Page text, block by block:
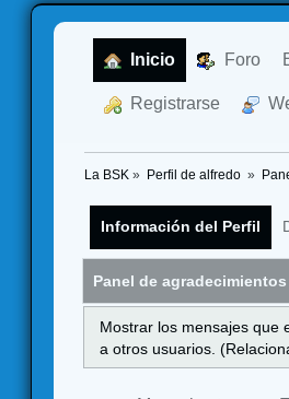
Inicio Foro
Registrarse
La BSK » Perfil de alfredo »
Información del Perfil
Panel de agradecimientos
Mostrar los mensajes que
a otros usuarios.